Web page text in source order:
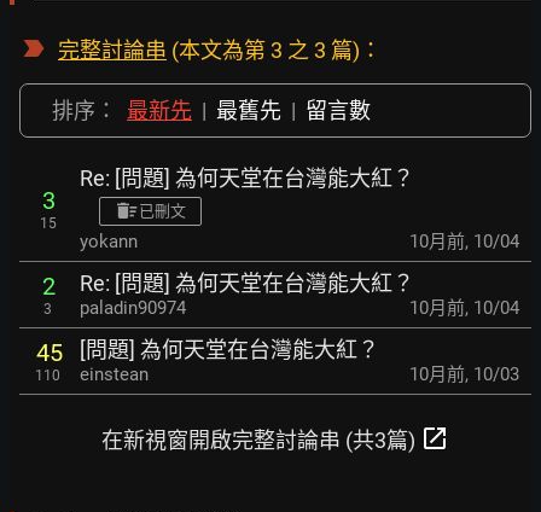
完整討論串 (本文為第 3 之 3 篇)：
排序： 最新先 | 最舊先 | 留言數
3
15
Re: [問題] 為何天堂在台灣能大紅？
已刪文
yokann 10月前, 10/04
2
3
Re: [問題] 為何天堂在台灣能大紅？
paladin90974 10月前, 10/04
45
110
[問題] 為何天堂在台灣能大紅？
einstean 10月前, 10/03
在新視窗開啟完整討論串 (共3篇) open_in_new